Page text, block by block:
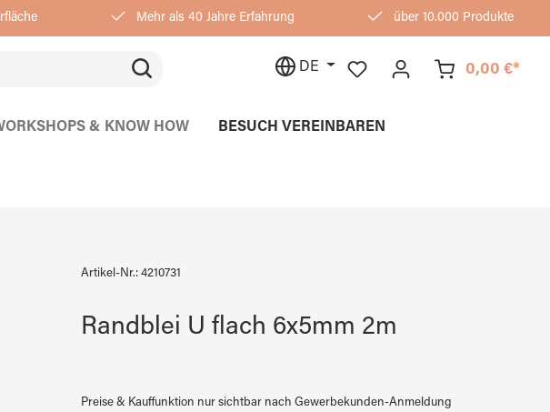
Mehr als 40 Jahre Erfahrung über 10.000 Produkte
DE 0,00 €*
& KNOW HOW BESUCH VEREINBAREN
Artikel-Nr.: 4210731
Randblei U flach 6x5mm 2m
Preise & Kauffunktion nur sichtbar nach Gewerbekunden-Anmeldung